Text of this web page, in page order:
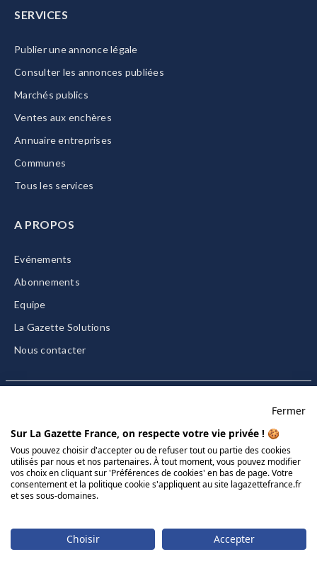
SERVICES
Publier une annonce légale
Consulter les annonces publiées
Marchés publics
Ventes aux enchères
Annuaire entreprises
Communes
Tous les services
A PROPOS
Evénements
Abonnements
Equipe
La Gazette Solutions
Nous contacter
CGU/CGV
Données personnelles
Charte sur les cookies
© 2026 La Gazette France
Fermer
Sur La Gazette France, on respecte votre vie privée ! 🍪
Vous pouvez choisir d'accepter ou de refuser tout ou partie des cookies
utilisés par nous et nos partenaires. À tout moment, vous pouvez modifier
vos choix en cliquant sur 'Préférences de cookies' en bas de page. Votre
consentement et la politique cookie s'appliquent au site lagazettefrance.fr
et ses sous-domaines.
Choisir Accepter